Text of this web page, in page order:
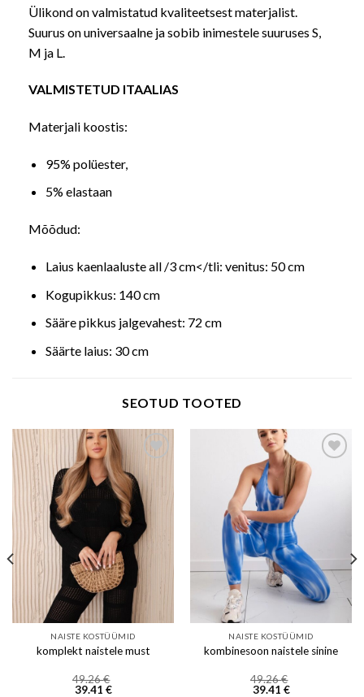
Ülikond on valmistatud kvaliteetsest materjalist.
Suurus on universaalne ja sobib inimestele suuruses S,
M ja L.
VALMISTETUD ITAALIAS
Materjali koostis:
95% polüester,
5% elastaan
Mõõdud:
Laius kaenlaaluste all /3 cm</tli: venitus: 50 cm
Kogupikkus: 140 cm
Sääre pikkus jalgevahest: 72 cm
Säärte laius: 30 cm
SEOTUD TOOTED
Add to wishlist
NAISTE KOSTÜÜMID
komplekt naistele must
49.26€
39.41 €
Add to wishlist
NAISTE KOSTÜÜMID
kombinesoon naistele sinine
49.26€
39.41 €